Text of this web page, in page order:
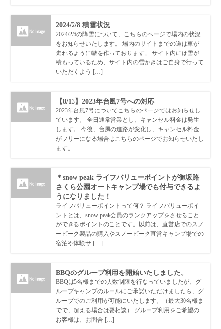
2024/2/8 積雪状況
2024/2/6の降雪について、こちらのページで場内の状況
をお知らせいたします。 場内のサイトまでの道は車が
走れるように轍を作っております。 サイト内には雪が
積もっているため、サイト内の雪かきはご自身で行って
いただくよう […]
【8/13】2023年台風7号への対応
2023年台風7号についてこちらのページではお知らせし
ています。 全日通常営業とし、キャンセル料金は発生
します。 今後、台風の進路が変化し、キャンセル料金
がフリーになる場合はこちらのページでお知らせいたし
ます。
＊snow peak ライフバリューポイントが御坂路
さくら公園オートキャンプ場でも付与できるよ
うになりました！
ライフバリューポイントって何？ ライフバリューポイ
ントとは、snow peak会員のランクアップをさせること
ができるポイントのことです。以前は、直営店でのスノ
ーピーク製品の購入やスノーピーク直営キャンプ場での
宿泊や体験サ […]
BBQのグループ利用を開始いたしました。
BBQは5名様までの人数制限を行なっていましたが、グ
ループキャンプのルールにご承諾いただけましたら、グ
ループでのご利用が可能にいたします。（最大30名様ま
でで、超える場合は要相談） グループ利用をご希望の
お客様は、お問合 […]